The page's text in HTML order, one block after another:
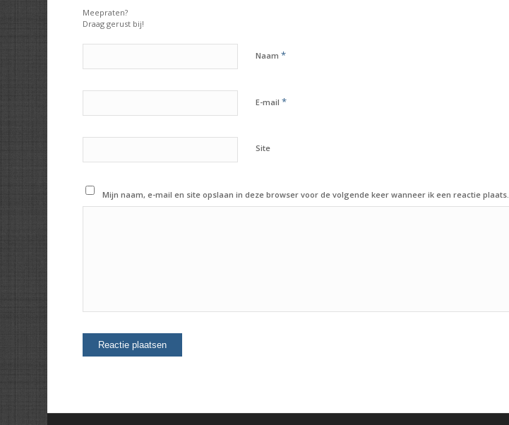
Meepraten?
Draag gerust bij!
Naam*
E-mail*
Site
Mijn naam, e-mail en site opslaan in deze browser voor de volgende keer wanneer ik een reactie plaats.